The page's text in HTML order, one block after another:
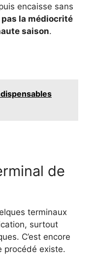
encaisse sans
la médiocrité
saison.
terminaux
surtout
C’est encore
procédé existe.